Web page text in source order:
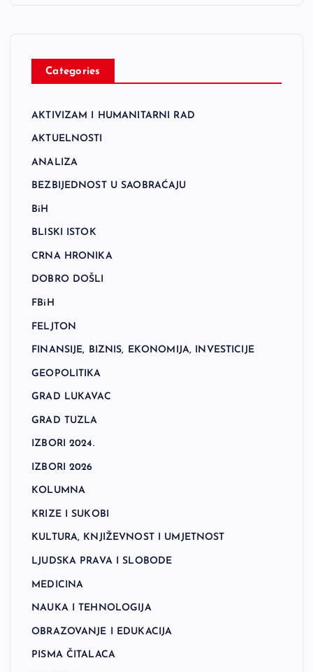
Categories
AKTIVIZAM I HUMANITARNI RAD
AKTUELNOSTI
ANALIZA
BEZBIJEDNOST U SAOBRAĆAJU
BiH
BLISKI ISTOK
CRNA HRONIKA
DOBRO DOŠLI
FBiH
FELJTON
FINANSIJE, BIZNIS, EKONOMIJA, INVESTICIJE
GEOPOLITIKA
GRAD LUKAVAC
GRAD TUZLA
IZBORI 2024.
IZBORI 2026
KOLUMNA
KRIZE I SUKOBI
KULTURA, KNJIŽEVNOST I UMJETNOST
LJUDSKA PRAVA I SLOBODE
MEDICINA
NAUKA I TEHNOLOGIJA
OBRAZOVANJE I EDUKACIJA
PISMA ČITALACA